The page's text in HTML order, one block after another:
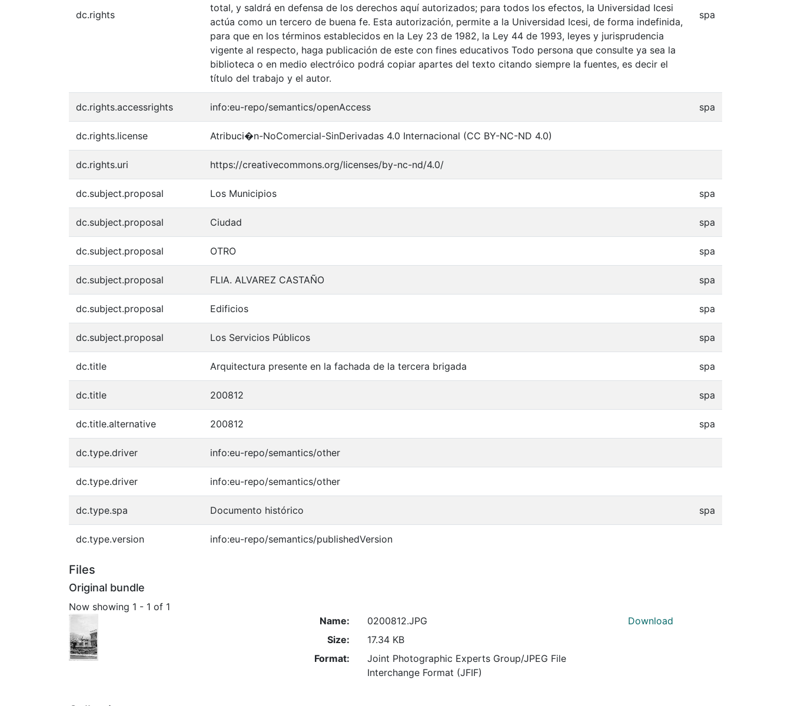
dc.rights
total, y saldrá en defensa de los derechos aquí autorizados; para todos los efectos, la Universidad Icesi
actúa como un tercero de buena fe. Esta autorización, permite a la Universidad Icesi, de forma indefinida,
para que en los términos establecidos en la Ley 23 de 1982, la Ley 44 de 1993, leyes y jurisprudencia
vigente al respecto, haga publicación de este con fines educativos Todo persona que consulte ya sea la
biblioteca o en medio electróico podrá copiar apartes del texto citando siempre la fuentes, es decir el
título del trabajo y el autor.
spa
dc.rights.accessrights info:eu-repo/semantics/openAccess spa
dc.rights.license Atribuci�n-NoComercial-SinDerivadas 4.0 Internacional (CC BY-NC-ND 4.0)
dc.rights.uri https://creativecommons.org/licenses/by-nc-nd/4.0/
dc.subject.proposal Los Municipios spa
dc.subject.proposal Ciudad spa
dc.subject.proposal OTRO spa
dc.subject.proposal FLIA. ALVAREZ CASTAÑO spa
dc.subject.proposal Edificios spa
dc.subject.proposal Los Servicios Públicos spa
dc.title Arquitectura presente en la fachada de la tercera brigada spa
dc.title 200812 spa
dc.title.alternative 200812 spa
dc.type.driver info:eu-repo/semantics/other
dc.type.driver info:eu-repo/semantics/other
dc.type.spa Documento histórico spa
dc.type.version info:eu-repo/semantics/publishedVersion
Files
Original bundle
Now showing 1 - 1 of 1
Name:
0200812.JPG
Size:
17.34 KB
Format:
Joint Photographic Experts Group/JPEG File
Interchange Format (JFIF)
Download